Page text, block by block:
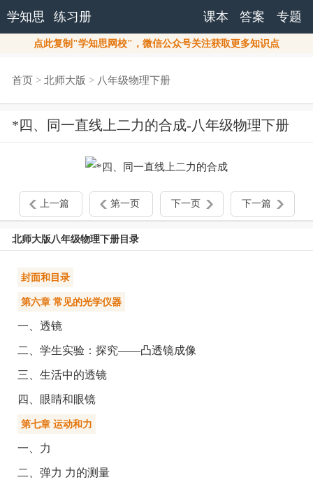
学知思 练习册 课本 答案 专题
点此复制"学知思网校"，微信公众号关注获取更多知识点
首页> 北师大版 > 八年级物理下册
*四、同一直线上二力的合成-八年级物理下册
上一篇 第一页 下一页 下一篇
北师大版八年级物理下册目录
封面和目录
第六章 常见的光学仪器
一、透镜
二、学生实验：探究——凸透镜成像
三、生活中的透镜
四、眼睛和眼镜
第七章 运动和力
一、力
二、弹力 力的测量